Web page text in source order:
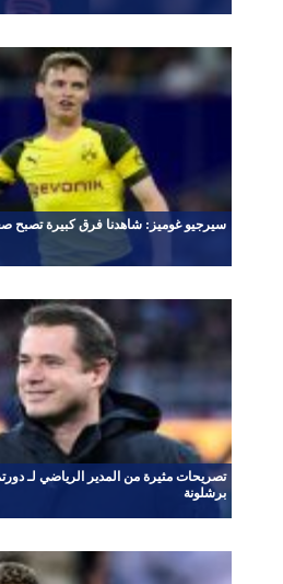
سيرجيو غوميز: شاهدنا فرق كبيرة تصبح
تصريحات مثيرة من المدير الرياضي لـ
برشلونة